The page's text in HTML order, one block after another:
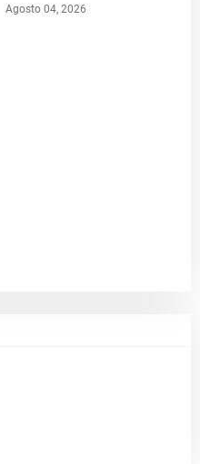
Agosto 04, 2026